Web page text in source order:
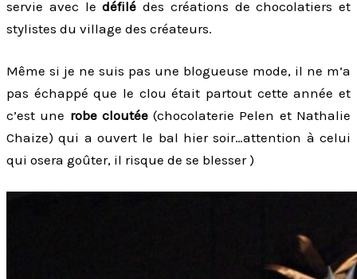
servie avec ledéfilé des créations de chocolatiers et
stylistes du village des créateurs.
Même si je ne suis pas une blogueuse mode, il ne m’a
pas échappé que le clou était partout cette année et
c’est une robe cloutée(chocolaterie Pelen et Nathalie
Chaize) qui a ouvert le bal hier soir…attention à celui
qui osera goûter, il risque de se blesser )